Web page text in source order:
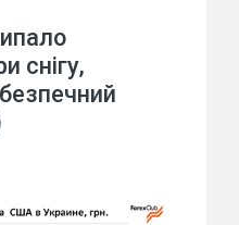
снігу,